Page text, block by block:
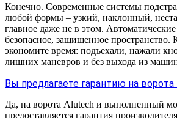
Конечно. Современные системы
любой формы – узкий, наклонный,
главное даже не в этом.
безопасное, защищенное
экономите время: подъехали, нажали
лишних маневров и без выхода из
Вы предлагаете гарантию на ворота
Да, на ворота Alutech и выполненный
предоставляется гарантия